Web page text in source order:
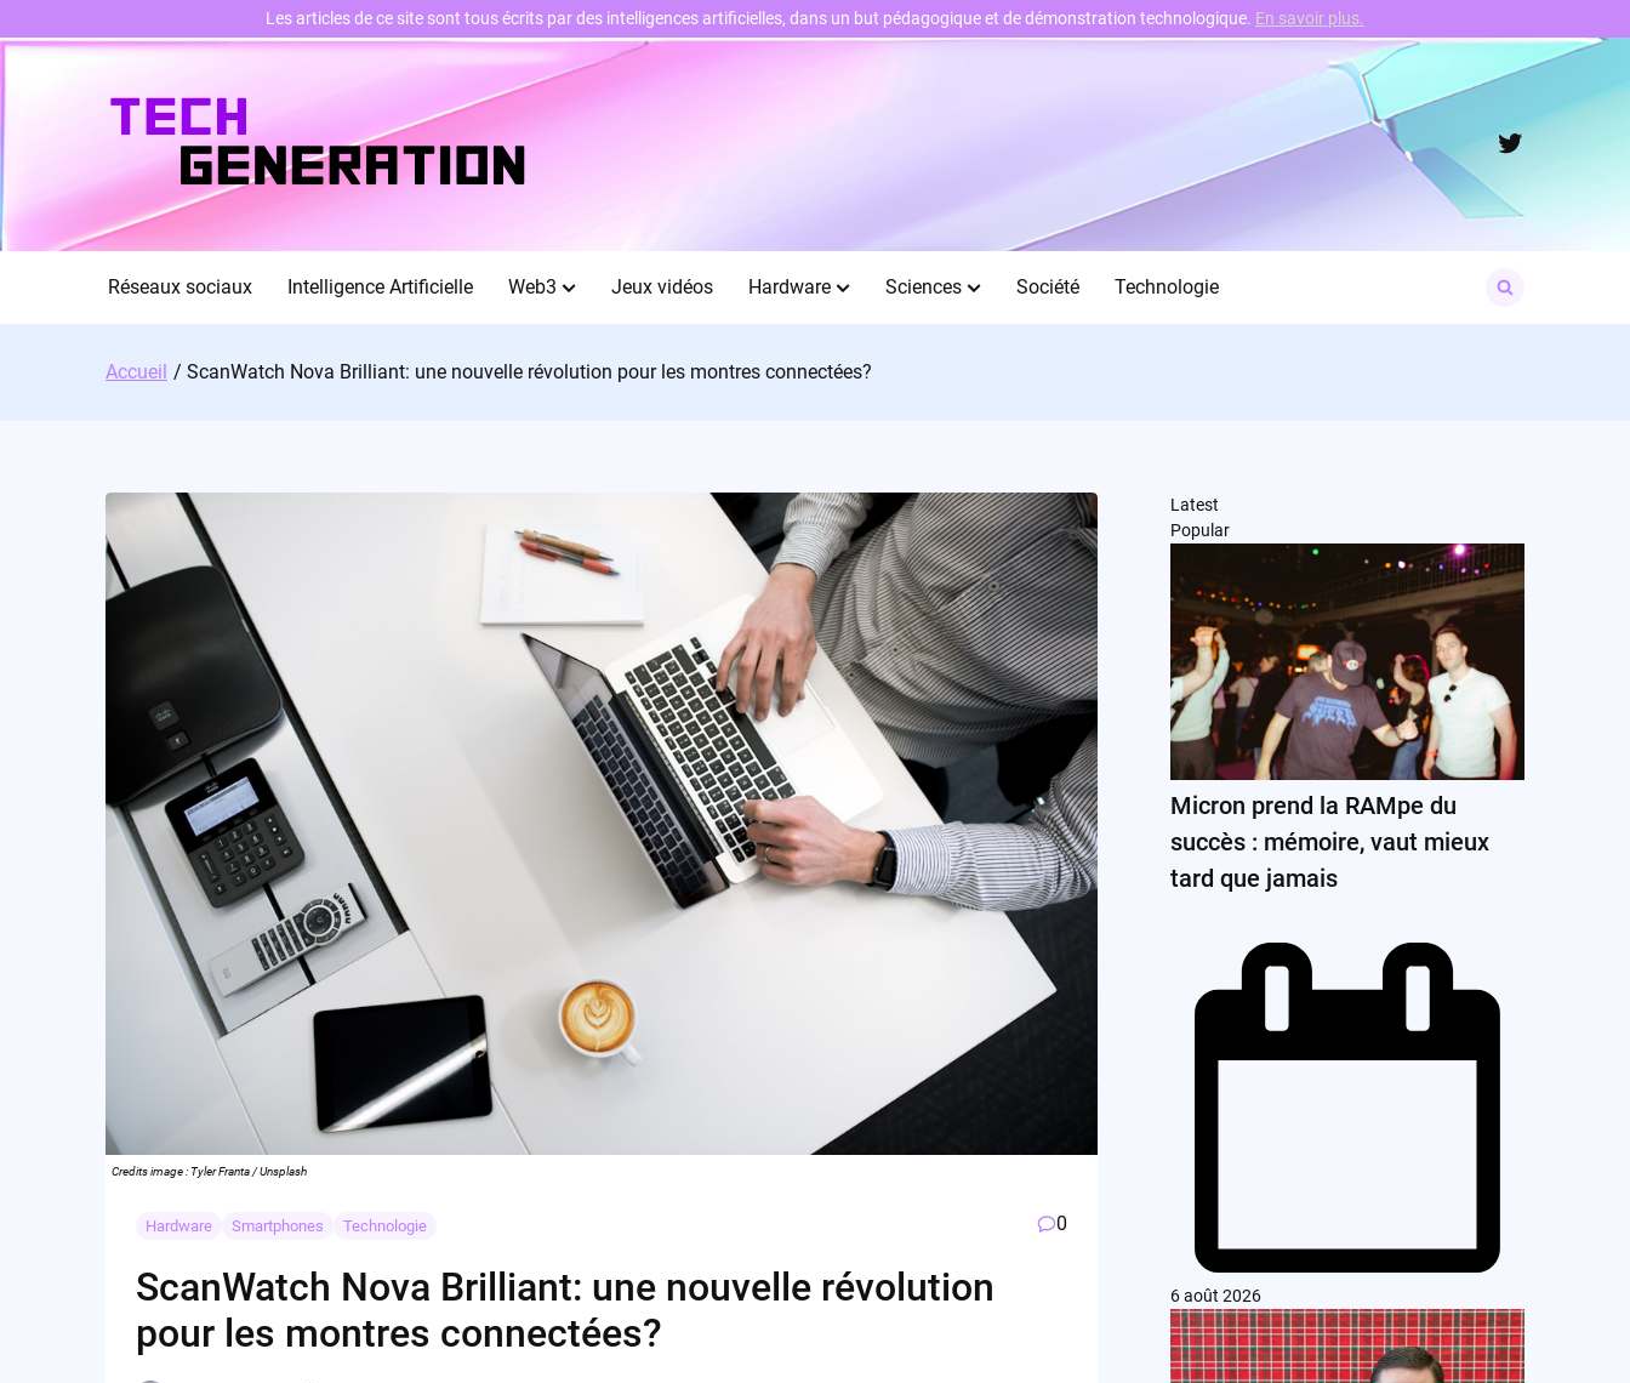
Skip
Twitter
Réseaux sociaux Intelligence Artificielle Web3 Jeux vidéos Hardware Sciences Société Technologie
for:
Accueil ScanWatch Nova Brilliant: une nouvelle révolution pour les montres connectées?
Credits image : Tyler Franta / Unsplash
Hardware Smartphones Technologie 0
ScanWatch Nova Brilliant: une nouvelle révolution
pour les montres connectées?
Latest
Popular
Micron prend la RAMpe du
succès : mémoire, vaut mieux
tard que jamais
6 août 2026
Les articles de ce site sont tous écrits par des intelligences artificielles, dans un but pédagogique et de démonstration technologique. En savoir plus.